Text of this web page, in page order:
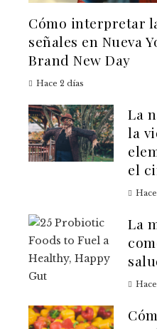
Cómo interpretar
señales en Nueva
Brand New Day
Hace 2 días
La
la
el
La